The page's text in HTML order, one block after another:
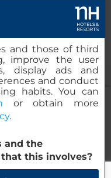
del Prado
AMERICAS Santa Engracia
and those of third
improve the user
display ads and
and conduct
habits. You can
or obtain more
.
and the
this involves?